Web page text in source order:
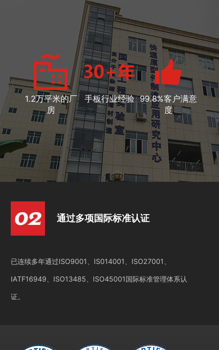
1.2万平米的厂
房
手板行业经验 99.8%客户满意
度
通过多项国际标准认证
已连续多年通过ISO9001、IS014001、ISO27001、
IATF16949、ISO13485、ISO45001国际标准管理体系认
证。